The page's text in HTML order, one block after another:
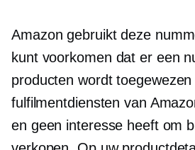
Amazon gebruikt deze
kunt voorkomen dat er een
producten wordt
fulfilmentdiensten van
en geen interesse heeft om